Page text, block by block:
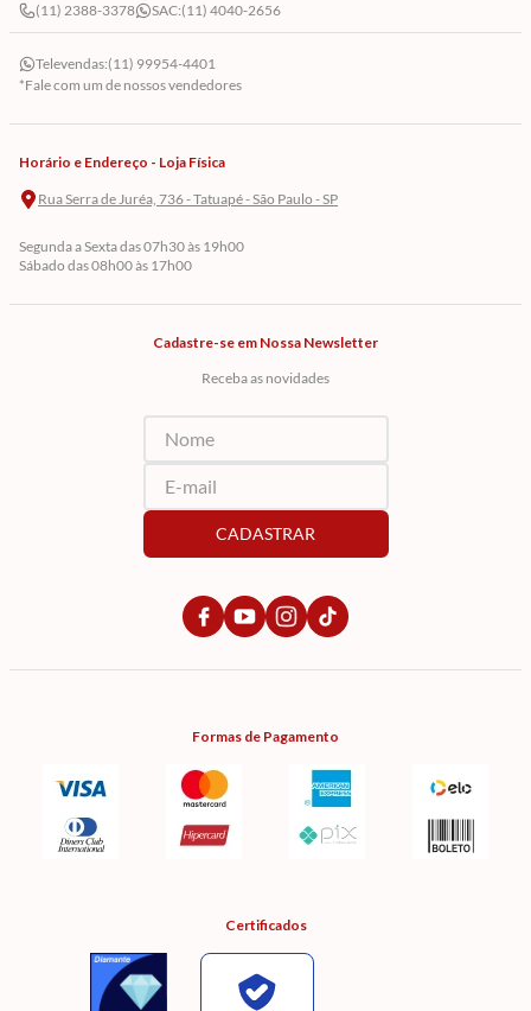
(11) 2388-3378 SAC:(11) 4040-2656
Televendas:(11) 99954-4401
*Fale com um de nossos vendedores
Horário e Endereço - Loja Física
Rua Serra de Juréa, 736 - Tatuapé - São Paulo - SP
Segunda a Sexta das 07h30 às 19h00
Sábado das 08h00 às 17h00
Cadastre-se em Nossa Newsletter
Receba as novidades
CADASTRAR
Formas de Pagamento
Certificados